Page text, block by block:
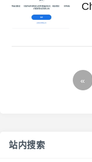
«
站内搜索